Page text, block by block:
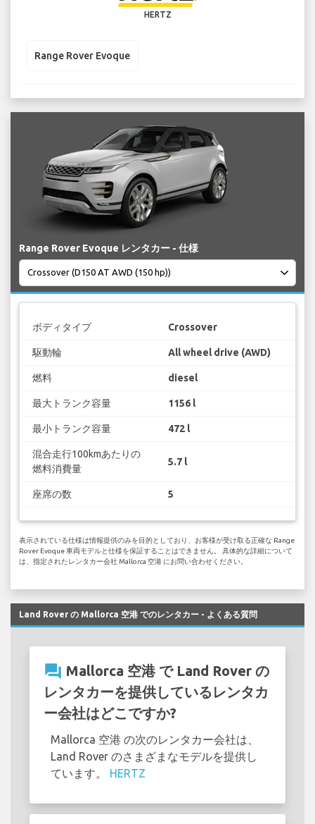
HERTZ
Range Rover Evoque
Range Rover Evoque レンタカー - 仕様
ボディタイプ Crossover
駆動輪 All wheel drive (AWD)
燃料 diesel
最大トランク容量 1156 l
最小トランク容量 472 l
混合走行100kmあたりの
燃料消費量
5.7 l
座席の数 5
表示されている仕様は情報提供のみを目的としており、お客様が受け取る正確な Range
Rover Evoque 車両モデルと仕様を保証することはできません。 具体的な詳細について
は、指定されたレンタカー会社 Mallorca 空港 にお問い合わせください。
Land Rover の Mallorca 空港 でのレンタカー - よくある質問
question_answer Mallorca 空港 で Land Rover の
レンタカーを提供しているレンタカ
ー会社はどこですか?
Mallorca 空港 の次のレンタカー会社は、
Land Rover のさまざまなモデルを提供し
ています。 HERTZ